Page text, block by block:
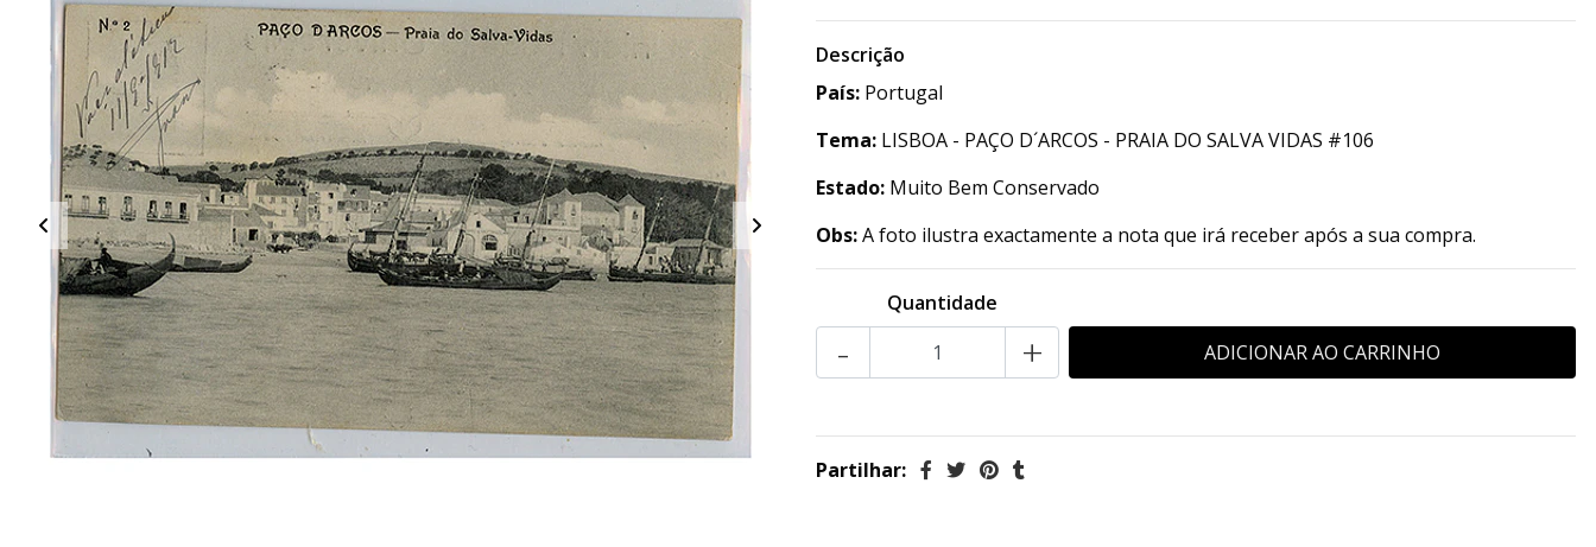
Descrição
País: Portugal
Tema: LISBOA - PAÇO D´ARCOS - PRAIA DO SALVA VIDAS #106
Estado: Muito Bem Conservado
Obs:A foto ilustra exactamente a nota que irá receber após a sua compra.
Quantidade
- +
Partilhar: